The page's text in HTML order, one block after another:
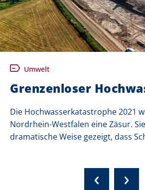
Umwelt
Grenzenloser
Die Hochwasserkatastrophe 2021
Nordrhein-Westfalen eine Zäsur.
dramatische Weise gezeigt, dass